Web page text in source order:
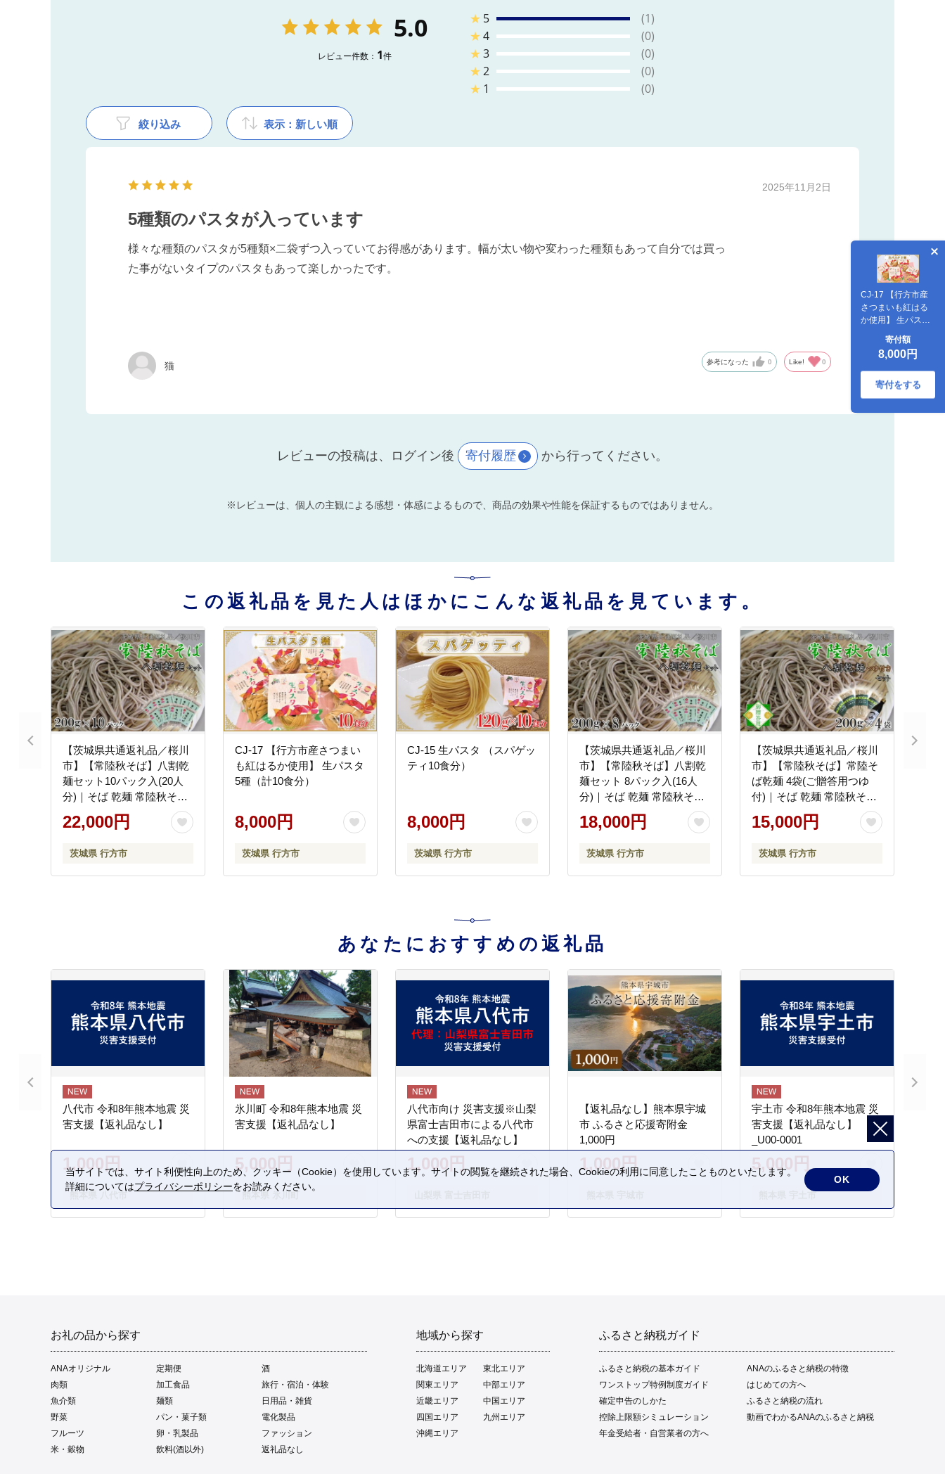
CJ-17 【行方市産
さつまいも紅はる
か使用】 生パスタ5
寄付額
8,000円
寄付をする
5.0
レビュー件数： 1件
★ 5
(1)
★4
(0)
★3
(0)
★2
(0)
★ 1 (0)
絞り込み 表示：新しい順
2025年11月2日
5種類のパスタが入っています
様々な種類のパスタが5種類×二袋ずつ入っていてお得感があります。幅が太い物や変わった種類もあって自分では買っ
た事がないタイプのパスタもあって楽しかったです。
猫 参考になった 0 Like! 0
レビューの投稿は、ログイン後 寄付履歴 から行ってください。
※レビューは、個人の主観による感想・体感によるもので、商品の効果や性能を保証するものではありません。
この返礼品を見た人はほかにこんな返礼品を見ています。
【茨城県共通返礼品／桜川
市】【常陸秋そば】八割乾
麺セット10パック入(20人
分)｜そば 乾麺 常陸秋そば
茨城県共通返礼品 桜川市
年越しそば 茨城県 行方市
22,000円
茨城県 行方市
CJ-17 【行方市産さつまい
も紅はるか使用】 生パスタ
5種（計10食分）
8,000円
茨城県 行方市
CJ-15 生パスタ （スパゲッ
ティ10食分）
8,000円
茨城県 行方市
【茨城県共通返礼品／桜川
市】【常陸秋そば】八割乾
麺セット 8パック入(16人
分)｜そば 乾麺 常陸秋そば
茨城県共通返礼品 桜川市
年越しそば 茨城県 行方市
18,000円
茨城県 行方市
【茨城県共通返礼品／桜川
市】【常陸秋そば】常陸そ
ば乾麺 4袋(ご贈答用つゆ
付)｜そば 乾麺 常陸秋そば
茨城県共通返礼品 桜川市
年越しそば 茨城県 行方市
15,000円
茨城県 行方市
あなたにおすすめの返礼品
八代市 令和8年熊本地震 災
害支援【返礼品なし】
1,000円
氷川町 令和8年熊本地震 災
害支援【返礼品なし】
5,000円
熊本県 氷川町
八代市向け 災害支援※山梨
県富士吉田市による八代市
への支援【返礼品なし】
1,000円
【返礼品なし】熊本県宇城
市 ふるさと応援寄附金
1,000円
1,000円
宇土市 令和8年熊本地震 災
害支援【返礼品なし】
_U00-0001
5,000円
お礼の品から探す
ANAオリジナル 定期便
酒
肉類
加工食品
旅行・宿泊・体験
魚介類
麺類
日用品・雑貨
野菜
パン・菓子類
電化製品
フルーツ
卵・乳製品
ファッション
米・穀物
飲料(酒以外) 返礼品なし
地域から探す
北海道エリア
東北エリア
関東エリア
中部エリア
近畿エリア
中国エリア
四国エリア
九州エリア
沖縄エリア
ふるさと納税ガイド
ふるさと納税の基本ガイド
ANAのふるさと納税の特徴
ワンストップ特例制度ガイド
はじめての方へ
確定申告のしかた
ふるさと納税の流れ
控除上限額シミュレーション
動画でわかるANAのふるさと納税
年金受給者・自営業者の方へ
当サイトでは、サイト利便性向上のため、クッキー（Cookie）を使用しています。サイトの閲覧を継続された場合、Cookieの利用に同意したことものといたします。
詳細についてはプライバシーポリシーをお読みください。
OK